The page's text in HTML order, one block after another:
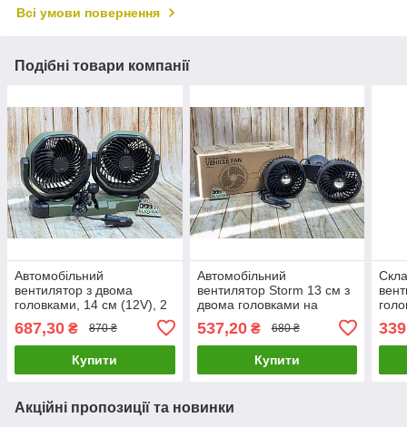
Всі умови повернення
Подібні товари компанії
Автомобільний
вентилятор з двома
головками, 14 см (12V), 2
швидкості, кабель 140 см
(F6603)
687,30 ₴ 870 ₴
Купити
Автомобільний
вентилятор Storm 13 см з
двома головками на
швидкості, чорний F6206
537,20₴ 680 ₴
Купити
для
Акційні пропозиції та новинки